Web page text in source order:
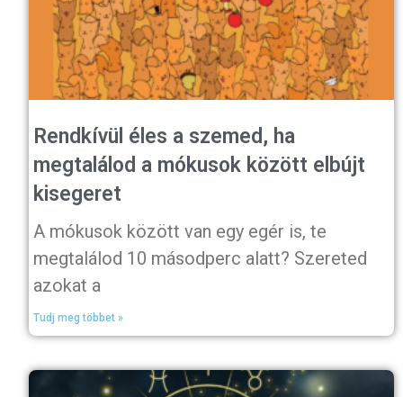
Rendkívül éles a szemed, ha
megtalálod a mókusok között elbújt
kisegeret
A mókusok között van egy egér is, te
megtalálod 10 másodperc alatt? Szereted
azokat a
Tudj meg többet »